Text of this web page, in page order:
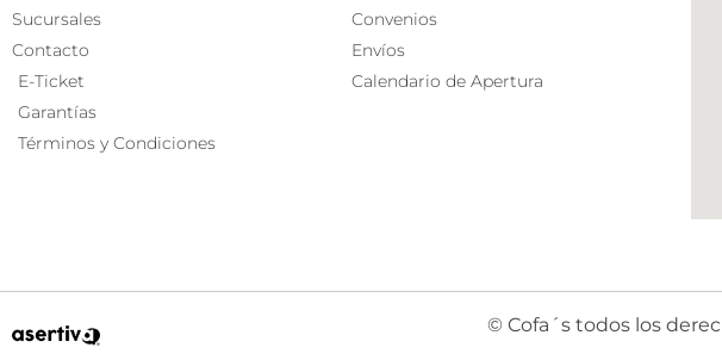
Sucursales
Contacto
E-Ticket
Garantías
Términos y Condiciones
Convenios
Envíos
Calendario de Apertura
© Cofa´s todos los